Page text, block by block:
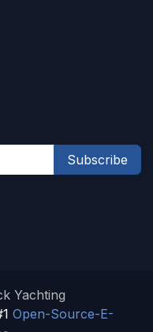
Subscribe
Yachting
Open-Source-E-